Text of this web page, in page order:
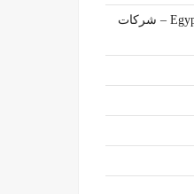
Egypt tourism transportation companies – شركات